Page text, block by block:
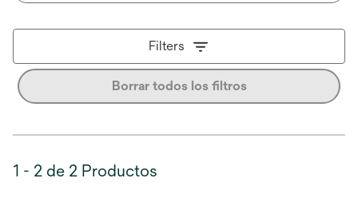
Filters
Borrar todos los filtros
1 - 2 de 2 Productos